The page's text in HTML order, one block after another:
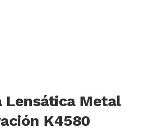
Lensática Metal
K4580